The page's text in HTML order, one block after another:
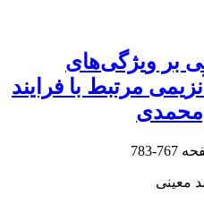
بر ویژ‌گی‌های
مرتبط با فرایند
767-783
معینی